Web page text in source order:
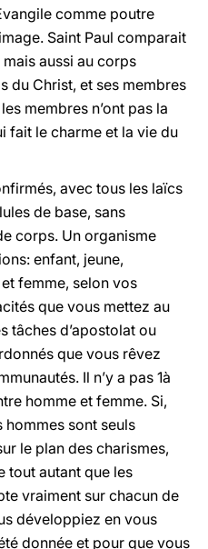
comme poutre
Saint Paul comparait
mais aussi au corps
du Christ, et ses membres
membres n’ont pas la
fait le charme et la vie du
avec tous les laïcs
de base, sans
corps. Un organisme
enfant, jeune,
femme, selon vos
que vous mettez au
tâches d’apostolat ou
que vous rêvez
Il n’y a pas 1à
homme et femme. Si,
hommes sont seuls
le plan des charismes,
tout autant que les
vraiment sur chacun de
développiez en vous
donnée et pour que vous